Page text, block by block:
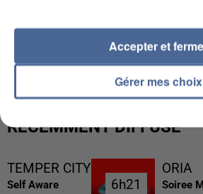
UNE TOURISTE DE L’OISE
COULÉE DE BOUE EN HAUTE-
RÉCEMMENT DIFFUSÉ
TEMPER CITY
Self Aware 6h21
6h21
ORIA
Soiree
Gérer mes choix
Accepter et